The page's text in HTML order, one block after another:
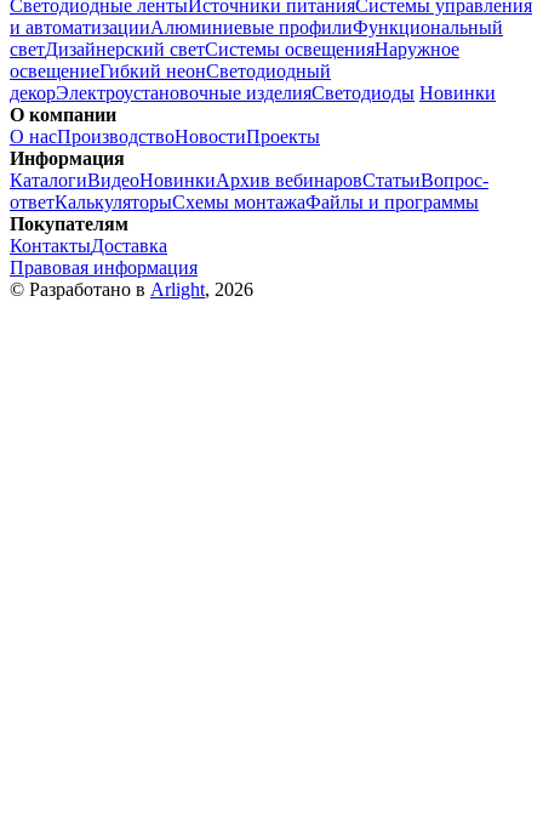
Светодиодные лентыИсточники питанияСистемы управления
и автоматизацииАлюминиевые профилиФункциональный
светДизайнерский светСистемы освещенияНаружное
освещениеГибкий неонСветодиодный
декорЭлектроустановочные изделияСветодиоды Новинки
О компании
О насПроизводствоНовостиПроекты
Информация
КаталогиВидеоНовинкиАрхив вебинаровСтатьиВопрос-
ответКалькуляторыСхемы монтажаФайлы и программы
Покупателям
КонтактыДоставка
Правовая информация
© Разработано в Arlight, 2026